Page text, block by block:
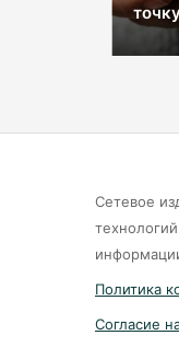
Сетевое
Политика
Согласие